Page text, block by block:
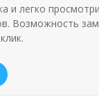
и легко
Возможность